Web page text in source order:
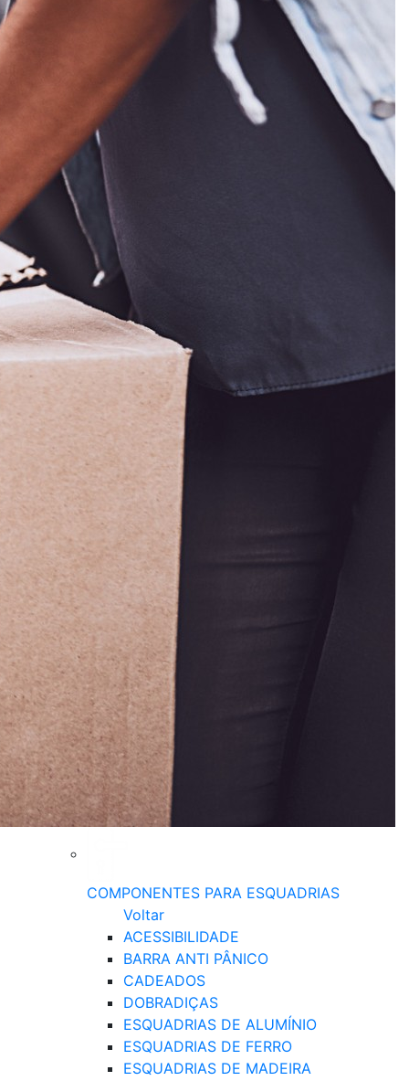
COMPONENTES PARA ESQUADRIAS
Voltar
ACESSIBILIDADE
BARRA ANTI PÂNICO
CADEADOS
DOBRADIÇAS
ESQUADRIAS DE ALUMÍNIO
ESQUADRIAS DE FERRO
ESQUADRIAS DE MADEIRA